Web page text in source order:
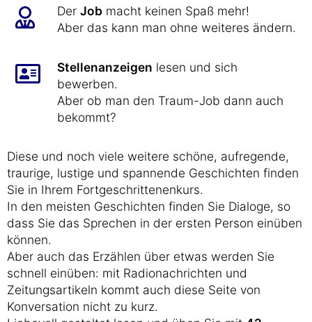
Der Job macht keinen Spaß mehr!
Aber das kann man ohne weiteres ändern.
Stellenanzeigen lesen und sich
bewerben.
Aber ob man den Traum-Job dann auch
bekommt?
Diese und noch viele weitere schöne, aufregende,
traurige, lustige und spannende Geschichten finden
Sie in Ihrem Fortgeschrittenenkurs.
In den meisten Geschichten finden Sie Dialoge, so
dass Sie das Sprechen in der ersten Person einüben
können.
Aber auch das Erzählen über etwas werden Sie
schnell einüben: mit Radionachrichten und
Zeitungsartikeln kommt auch diese Seite von
Konversation nicht zu kurz.